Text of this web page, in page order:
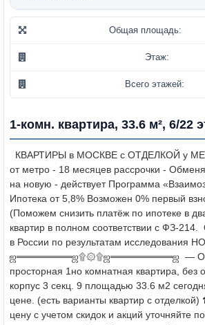
Общая площадь:
Этаж:
Всего этажей:
1-комн. квартира, 33.6 м², 6/22
КВАРТИРЫ в МОСКВЕ с ОТДЕЛКОЙ у
от метро - 18 месяцев рассрочки -
на новую - действует Программа
Ипотека от 5,8% Возможен 0% первый
(Поможем снизить платёж по ипотеке в
квартир в полном соответствии с ФЗ-214.
в России по результатам исследования
ஜ════════ஜ۩۞۩ஜ═════════ஜ —
просторная 1но комнатная квартира, без
корпус 3 секц. 9 площадью 33.6 м2
цене. (есть варианты квартир с отделкой)
цену с учетом скидок и акций уточняйте